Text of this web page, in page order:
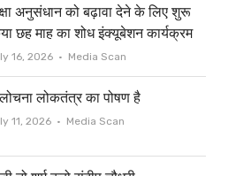
अनुसंधान को बढ़ावा देने के लिए शुरू
छह माह का शोध इंक्यूबेशन कार्यक्रम
16, 2026 Author
Media Scan
लोकतंत्र का पोषण है
11, 2026 Author
Media Scan